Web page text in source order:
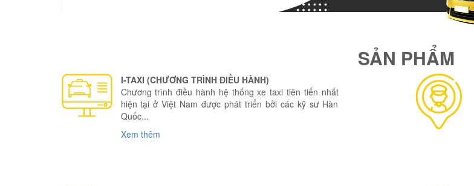
SẢN PHẨM
I-TAXI (CHƯƠNG TRÌNH ĐIỀU HÀNH)
Chương trình điều hành hệ thống xe taxi tiên tiến nhất
hiện tại ở Việt Nam được phát triển bởi các kỹ sư Hàn
Quốc...
Xem thêm